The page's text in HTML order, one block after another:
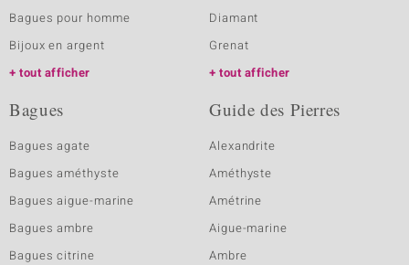
Bagues pour homme
Bijoux en argent
tout afficher
Diamant
Grenat
tout afficher
Bagues
Bagues agate
Bagues améthyste
Bagues aigue-marine
Bagues ambre
Bagues citrine
Guide des Pierres
Alexandrite
Améthyste
Amétrine
Aigue-marine
Ambre